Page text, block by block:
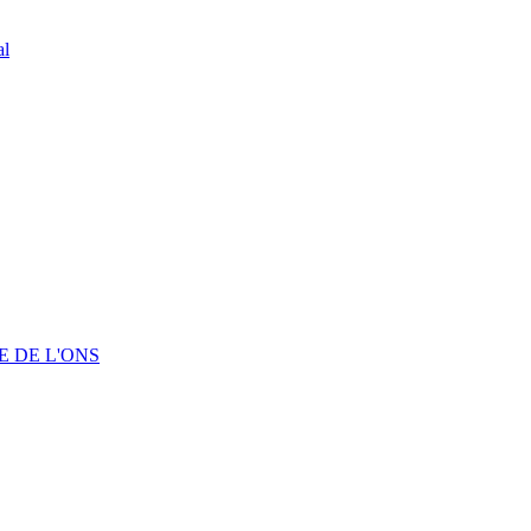
DE L'ONS